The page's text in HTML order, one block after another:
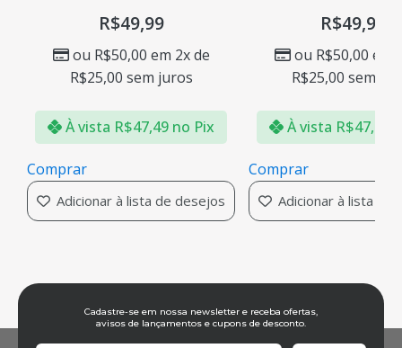
R$49,99
ou R$50,00 em 2x de
R$25,00 sem juros
À vista R$47,49 no Pix
Comprar
Adicionar à lista de desejos
R$49,99
ou R$50,00 em
R$25,00 sem
À vista R$47,49
Comprar
Adicionar à lista de
Cadastre-se em nossa newsletter e receba ofertas,
avisos de lançamentos e cupons de desconto.